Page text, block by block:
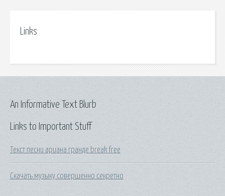
Links
Links to Important Stuff
Текст песни ариана гранде break free
Скачать музыку совершенно секретно
An Informative Text Blurb